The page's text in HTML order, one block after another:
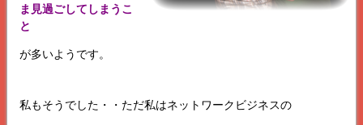
ま見過ごしてしまうこ
と
が多いようです。
私もそうでした・・ただ私はネットワークビジネスの